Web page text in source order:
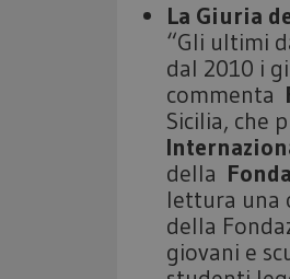
La Giuria
“Gli ultimi
dal 2010 i
commenta
Sicilia, che
della
lettura una
della
giovani e